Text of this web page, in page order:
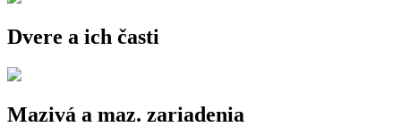
Dvere a ich časti
Mazivá a maz. zariadenia